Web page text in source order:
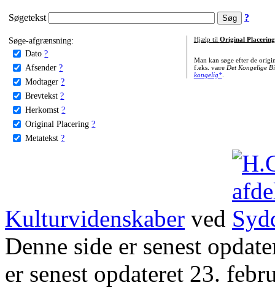
Søgetekst ?
Søge-afgrænsning:
Dato ?
Afsender ?
Modtager ?
Brevtekst ?
Herkomst ?
Original Placering ?
Metatekst ?
Hjælp til Original Placering
Man kan søge efter de
f.eks. være Det Kongelige
kongelig*.
Kulturvidenskaber ved
Denne side er senest
er senest opdateret 23.